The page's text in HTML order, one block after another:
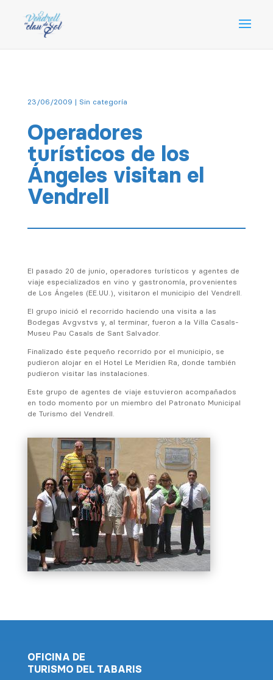
23/06/2009 | Sin categoría
Operadores
turísticos de los
Ángeles visitan el
Vendrell
El pasado 20 de junio, operadores turísticos y agentes de
viaje especializados en vino y gastronomía, provenientes
de Los Ángeles (EE.UU.), visitaron el municipio del Vendrell.
El grupo inició el recorrido haciendo una visita a las
Bodegas Avgvstvs y, al terminar, fueron a la Villa Casals-
Museu Pau Casals de Sant Salvador.
Finalizado éste pequeño recorrido por el municipio, se
pudieron alojar en el Hotel Le Meridien Ra, donde también
pudieron visitar las instalaciones.
Este grupo de agentes de viaje estuvieron acompañados
en todo momento por un miembro del Patronato Municipal
de Turismo del Vendrell.
OFICINA DE
TURISMO DEL TABARIS